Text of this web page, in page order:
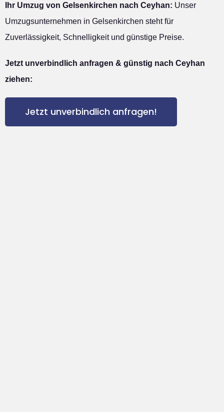
Ihr Umzug von Gelsenkirchen nach Ceyhan: Unser
Umzugsunternehmen in Gelsenkirchen steht für
Zuverlässigkeit, Schnelligkeit und günstige Preise.
Jetzt unverbindlich anfragen & günstig nach Ceyhan
ziehen:
Jetzt unverbindlich anfragen!